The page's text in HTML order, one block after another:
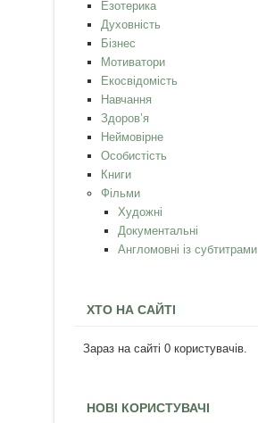
Езотерика
Духовність
Бізнес
Мотиватори
Екосвідомість
Навчання
Здоров’я
Неймовірне
Особистість
Книги
Фільми
Художні
Документальні
Англомовні із субтитрами
ХТО НА САЙТІ
Зараз на сайті 0 користувачів.
НОВІ КОРИСТУВАЧІ